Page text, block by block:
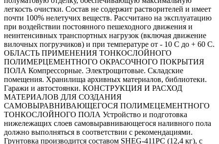
легкость очистки. Состав не содержит растворителей и имеет
почти 100% нелетучих веществ. Рассчитано на эксплуатацию
при воздействии постоянного пешеходного движения и
неинтенсивных транспортных нагрузок (включая движение
вилочных погрузчиков) и при температуре от - 10 С до + 60 С.
ОБЛАСТЬ ПРИМЕНЕНИЯ ТОНКОСЛОЙНОГО
ПОЛИМЕРЦЕМЕНТНОГО ОКРАСОЧНОГО ПОКРЫТИЯ
ПОЛА Компрессорные. Электрощитовые. Складские
помещения. Хранилища архивных материалов, библиотеки.
Гаражи и автостоянки. КОНСТРУКЦИЯ И РАСХОД
МАТЕРИАЛОВ ДЛЯ СОЗДАНИЯ
САМОВЫРАВНИВАЮЩЕГОСЯ ПОЛИМЕЦЕМЕНТНОГО
ТОНКОСЛОЙНОГО ПОЛА Устройство и подготовка
нижележащих слоев самовыравнивающегося наливного пола
должно выполняться в соответствии с рекомендациями.
Грунтовка производится составом SHEG-411PC (12,4 кг), с